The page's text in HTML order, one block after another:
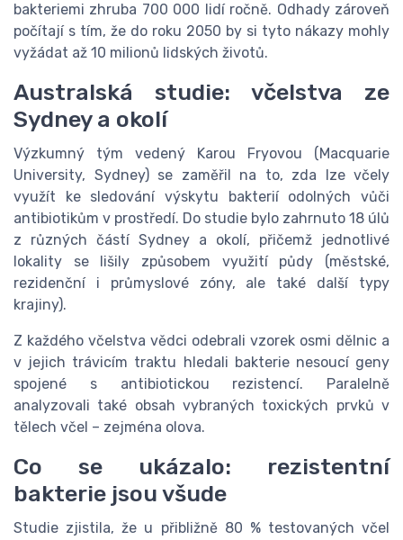
bakteriemi zhruba 700 000 lidí ročně. Odhady zároveň
počítají s tím, že do roku 2050 by si tyto nákazy mohly
vyžádat až 10 milionů lidských životů.
Australská studie: včelstva ze
Sydney a okolí
Výzkumný tým vedený Karou Fryovou (Macquarie
University, Sydney) se zaměřil na to, zda lze včely
využít ke sledování výskytu bakterií odolných vůči
antibiotikům v prostředí. Do studie bylo zahrnuto 18 úlů
z různých částí Sydney a okolí, přičemž jednotlivé
lokality se lišily způsobem využití půdy (městské,
rezidenční i průmyslové zóny, ale také další typy
krajiny).
Z každého včelstva vědci odebrali vzorek osmi dělnic a
v jejich trávicím traktu hledali bakterie nesoucí geny
spojené s antibiotickou rezistencí. Paralelně
analyzovali také obsah vybraných toxických prvků v
tělech včel – zejména olova.
Co se ukázalo: rezistentní
bakterie jsou všude
Studie zjistila, že u přibližně 80 % testovaných včel